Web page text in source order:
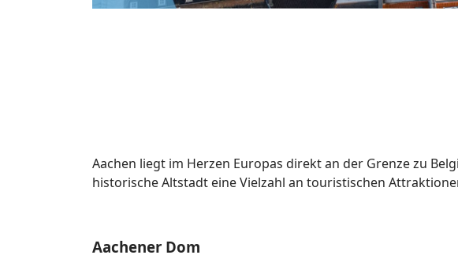
Aachen liegt im Herzen Europas direkt an der Grenze zu
historische Altstadt eine Vielzahl an touristischen
Aachener Dom